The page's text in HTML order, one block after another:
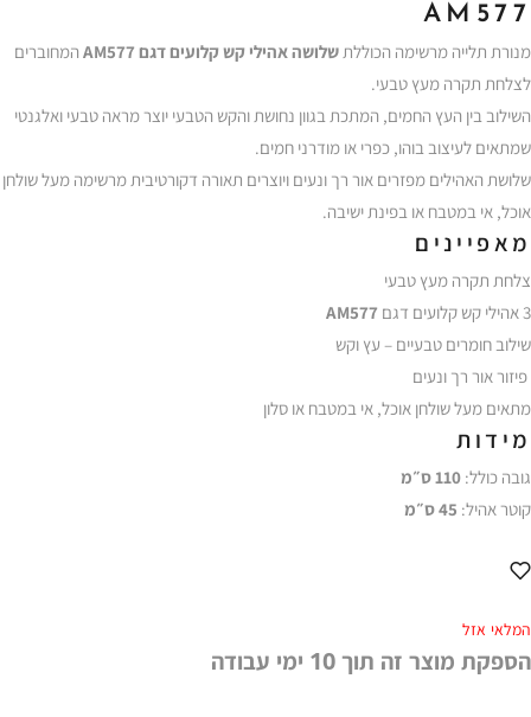
AM577
מנורת תלייה מרשימה הכוללתשלושה אהילי קש קלועים דגם AM577
המחוברים
לצלחת תקרה מעץ טבעי.
השילוב בין העץ החמים, המתכת בגוון נחושת והקש הטבעי יוצר מראה טבעי ואלגנטי
שמתאים לעיצוב בוהו, כפרי או מודרני חמים.
שלושת האהילים מפזרים אור רך ונעים ויוצרים תאורה דקורטיבית מרשימה מעל שולחן
אוכל, אי במטבח או בפינת ישיבה.
מאפיינים
צלחת תקרה מעץ טבעי
3 אהילי קש קלועים דגם
AM577
שילוב חומרים טבעיים – עץ וקש
פיזור אור רך ונעים
מתאים מעל שולחן אוכל, אי במטבח או סלון
מידות
גובה כולל: 110 ס״מ
קוטר אהיל: 45 ס״מ
המלאי אזל
הספקת מוצר זה תוך 10 ימי עבודה